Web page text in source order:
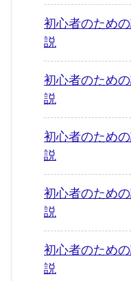
初心者のため
説
初心者のため
説
初心者のため
説
初心者のため
説
初心者のため
説